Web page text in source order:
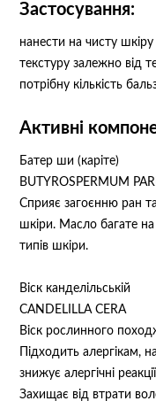
Застосування:
нанести на чисту
текстуру залежно від
потрібну кількість
Активні
Батер ши (каріте)
BUTYROSPERMUM
Сприяє загоєнню ран
шкіри. Масло багате на
типів шкіри.
Віск канделільській
CANDELILLA CERA
Віск рослинного
Підходить алергікам,
знижує алергічні
Захищає від втрати